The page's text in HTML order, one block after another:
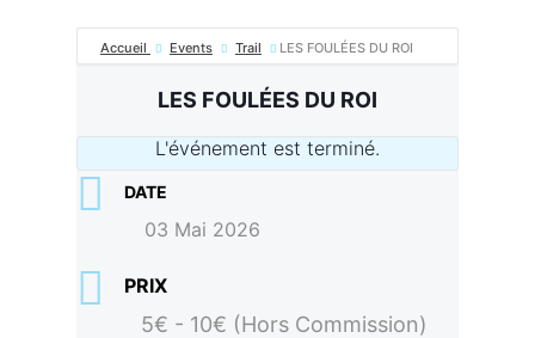
s'ouvre
fenêtre
mail
s'ouvre
nouvelle
Accueil Events Trail LES FOULÉES DU ROI
LES FOULÉES DU ROI
L'événement est terminé.
DATE
03 Mai 2026
PRIX
5€ - 10€ (Hors Commission)